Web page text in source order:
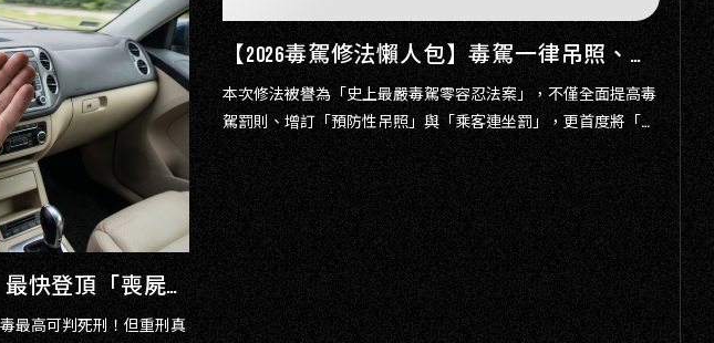
依託咪酯升級一級毒品！最快登頂「喪屍菸彈」能靠重刑杜絕？律師揭露兩大治本關鍵
最高可判死刑！但重刑真
【2026毒駕修法懶人包】毒駕一律吊照、沒入車輛！新興毒品「依托咪酯」改列一級最高判死刑
本次修法被譽為「史上最嚴毒駕零容忍法案」，不僅全面提高毒
駕罰則、增訂「預防性吊照」與「乘客連坐罰」，更首度將「唾
液快篩」法制化。究竟這次毒駕修法有哪些重點？車子不是自己
的會被沒收嗎？新興毒品依托咪酯（喪屍煙彈）罰則又是什麼？
本文為您一次整理。
押